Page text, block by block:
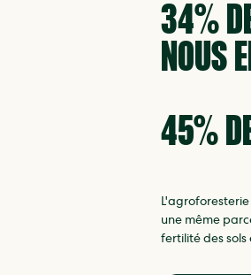
34%
NOUS
45%
une même
fertilité des sols